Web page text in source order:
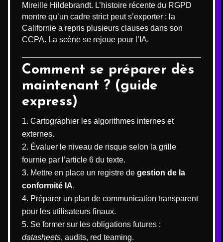
Mireille Hildebrandt. L’histoire récente du RGPD
montre qu’un cadre strict peut s’exporter : la
Californie a repris plusieurs clauses dans son
CCPA. La scène se rejoue pour l’IA.
Comment se préparer dès
maintenant ? (guide
express)
Cartographier les algorithmes internes et
externes.
Évaluer le niveau de risque selon la grille
fournie par l’article 6 du texte.
Mettre en place un registre de gestion de la
conformité IA.
Préparer un plan de communication transparent
pour les utilisateurs finaux.
Se former sur les obligations futures :
datasheets, audits, red teaming.